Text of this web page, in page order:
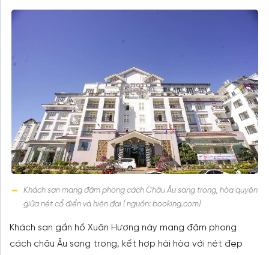
Khách sạn mang đậm phong cách Châu Âu sang trọng, hòa quyện
giữa nét cổ điển và hiện đại ( nguồn: booking.com)
Khách sạn gần hồ Xuân Hương này mang đậm phong
cách châu Âu sang trọng, kết hợp hài hòa với nét đẹp